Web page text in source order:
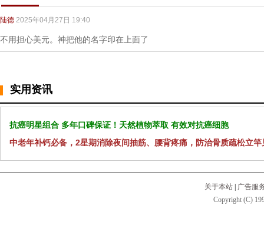
陆德 2025年04月27日 19:40
不用担心美元。神把他的名字印在上面了
实用资讯
抗癌明星组合 多年口碑保证！天然植物萃取 有效对抗癌细胞
中老年补钙必备，2星期消除夜间抽筋、腰背疼痛，防治骨质疏松立竿
关于本站 | 广告服
Copyright (C)